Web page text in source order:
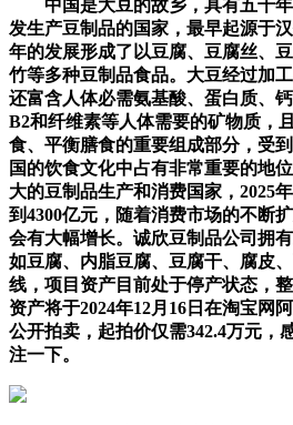
中国是大豆的故乡，具有五千年
发生产豆制品的国家，最早起源于
年的发展形成了以豆腐、豆腐丝、
竹等多种豆制品食品。大豆经过加
还富含人体必需氨基酸、蛋白质、
B2和纤维素等人体需要的矿物质，
食、平衡膳食的重要组成部分，受
国的饮食文化中占有非常重要的地
大的豆制品生产和消费国家，2025
到4300亿元，随着消费市场的不断
会有大幅增长。诚欣豆制品公司拥
如豆腐、内脂豆腐、豆腐干、腐皮
线，项目资产目前处于停产状态，
资产将于2024年12月16日在淘宝网
公开拍卖，起拍价仅需342.4万元，
注一下。